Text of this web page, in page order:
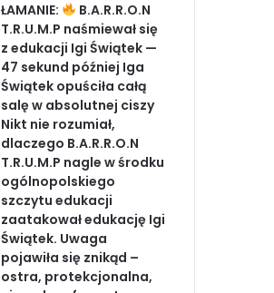
ŁAMANIE:
B.A.R.R.O.N
T.R.U.M.P naśmiewał się
z edukacji Igi Świątek —
47 sekund później Iga
Świątek opuściła całą
salę w absolutnej ciszy
Nikt nie rozumiał,
dlaczego B.A.R.R.O.N
T.R.U.M.P nagle w środku
ogólnopolskiego
szczytu edukacji
zaatakował edukację Igi
Świątek. Uwaga
pojawiła się znikąd –
ostra, protekcjonalna,